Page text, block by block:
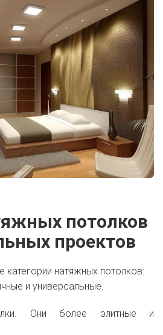
потолков
проектов
категории натяжных потолков:
и универсальные.
Они более элитные и